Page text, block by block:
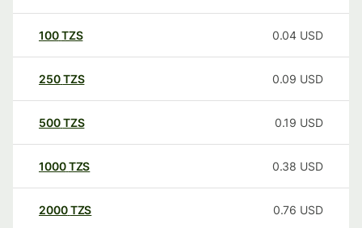
100TZS 0.04 USD
250TZS 0.09 USD
500TZS 0.19 USD
1000TZS 0.38 USD
2000TZS 0.76 USD